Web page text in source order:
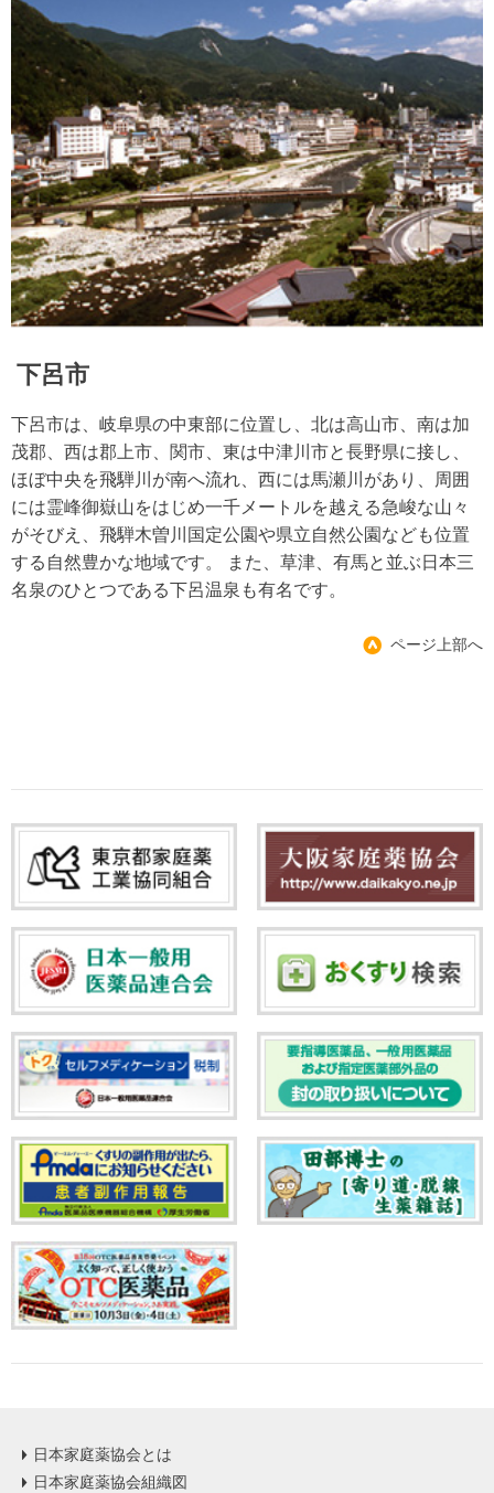
下呂市
下呂市は、岐阜県の中東部に位置し、北は高山市、南は加
茂郡、西は郡上市、関市、東は中津川市と長野県に接し、
ほぼ中央を飛騨川が南へ流れ、西には馬瀬川があり、周囲
には霊峰御嶽山をはじめ一千メートルを越える急峻な山々
がそびえ、飛騨木曽川国定公園や県立自然公園なども位置
する自然豊かな地域です。 また、草津、有馬と並ぶ日本三
名泉のひとつである下呂温泉も有名です。
ページ上部へ
日本家庭薬協会とは
日本家庭薬協会組織図